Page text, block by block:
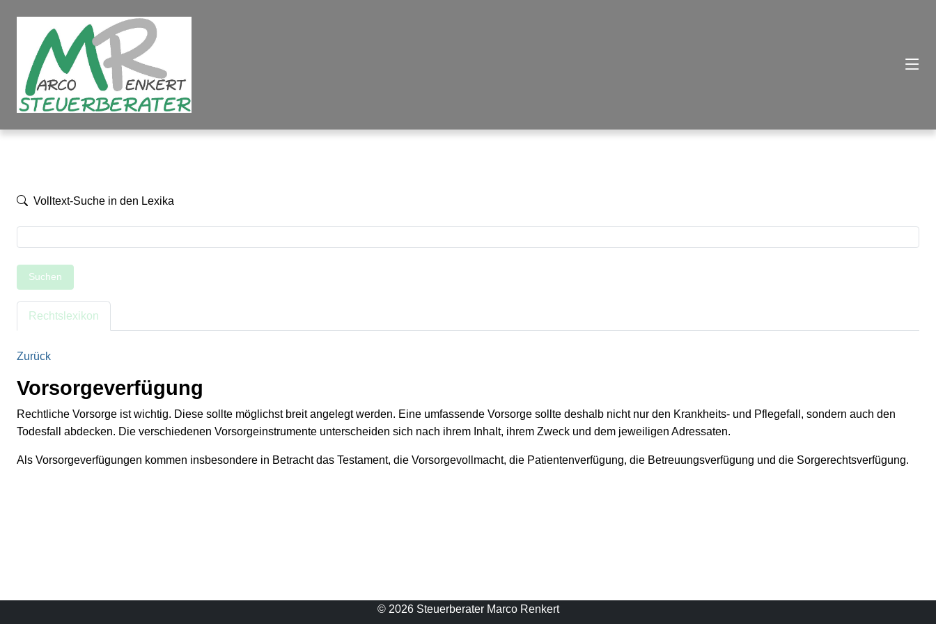
Volltext-Suche in den Lexika
Suchen
Rechtslexikon
Zurück
Vorsorgeverfügung
Rechtliche Vorsorge ist wichtig. Diese sollte möglichst breit angelegt werden. Eine umfassende Vorsorge sollte deshalb nicht nur den Krankheits- und Pflegefall, sondern auch den
Todesfall abdecken. Die verschiedenen Vorsorgeinstrumente unterscheiden sich nach ihrem Inhalt, ihrem Zweck und dem jeweiligen Adressaten.
Als Vorsorgeverfügungen kommen insbesondere in Betracht das Testament, die Vorsorgevollmacht, die Patientenverfügung, die Betreuungsverfügung und die Sorgerechtsverfügung.
© 2026 Steuerberater Marco Renkert